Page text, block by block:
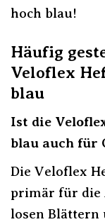
hoch blau!
Häufig
Veloflex
blau
Ist die
blau auch für
Die Veloflex
primär für die
losen Blättern